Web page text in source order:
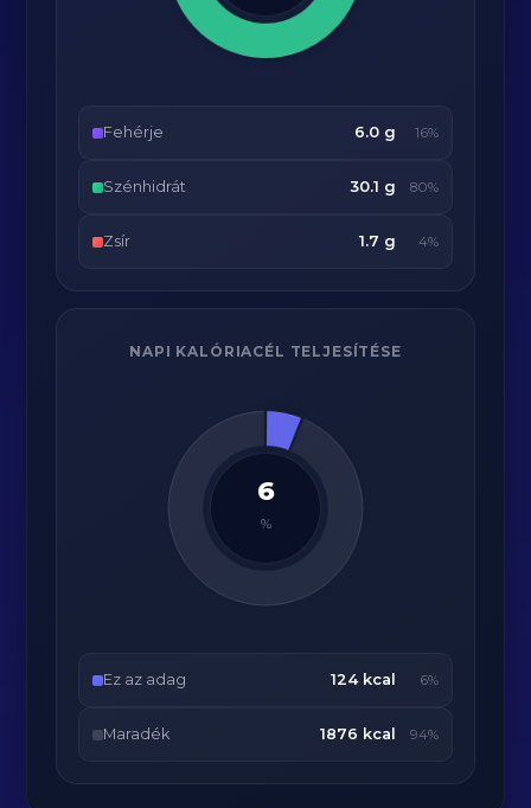
Fehérje 6.0 g 16%
Szénhidrát 30.1 g 80%
Zsír 1.7 g 4%
NAPI KALÓRIACÉL TELJESÍTÉSE
6
%
Ez az adag 124 kcal 6%
Maradék 1876 kcal 94%